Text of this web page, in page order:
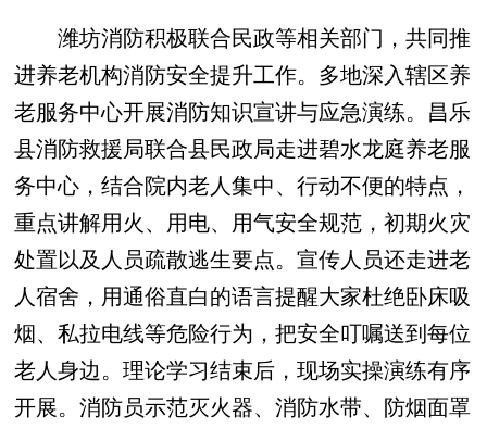
潍坊消防积极联合民政等相关部门，共同推
进养老机构消防安全提升工作。多地深入辖区养
老服务中心开展消防知识宣讲与应急演练。昌乐
县消防救援局联合县民政局走进碧水龙庭养老服
务中心，结合院内老人集中、行动不便的特点，
重点讲解用火、用电、用气安全规范，初期火灾
处置以及人员疏散逃生要点。宣传人员还走进老
人宿舍，用通俗直白的语言提醒大家杜绝卧床吸
烟、私拉电线等危险行为，把安全叮嘱送到每位
老人身边。理论学习结束后，现场实操演练有序
开展。消防员示范灭火器、消防水带、防烟面罩